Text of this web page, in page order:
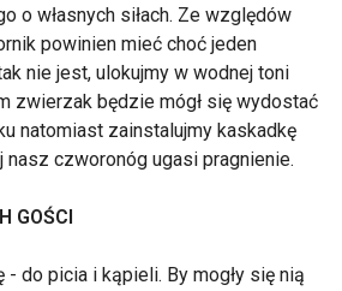
o własnych siłach. Ze względów
powinien mieć choć jeden
nie jest, ulokujmy w wodnej toni
zwierzak będzie mógł się wydostać
natomiast zainstalujmy kaskadkę
nasz czworonóg ugasi pragnienie.
GOŚCI
do picia i kąpieli. By mogły się nią